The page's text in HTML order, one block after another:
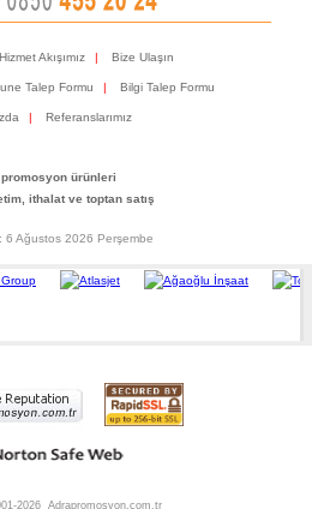
Hizmet Akışımız | Bize Ulaşın
Talep Formu | Bilgi Talep Formu
| Referanslarımız
ürünleri
ithalat ve toptan satış
6 Ağustos 2026 Perşembe
2026 Adrapromosyon.com.tr